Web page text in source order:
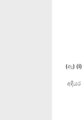
(ඈ) (i)
අදියර